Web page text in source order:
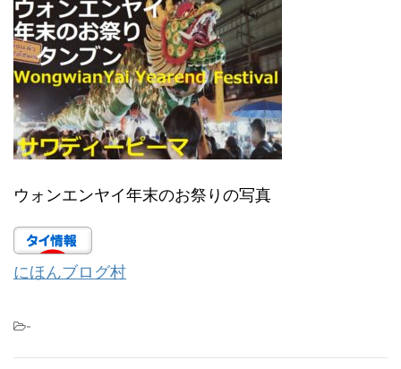
ウォンエンヤイ年末のお祭りの写真
にほんブログ村
-